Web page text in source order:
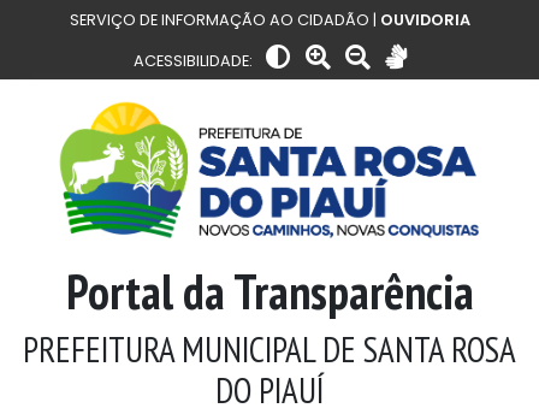
SERVIÇO DE INFORMAÇÃO AO CIDADÃO | OUVIDORIA
ACESSIBILIDADE:
Portal da Transparência
PREFEITURA MUNICIPAL DE SANTA ROSA
DO PIAUÍ